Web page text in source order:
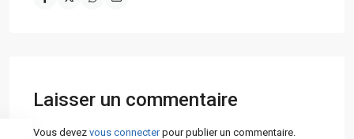
Laisser un commentaire
Vous devez vous connecterpour publier un commentaire.